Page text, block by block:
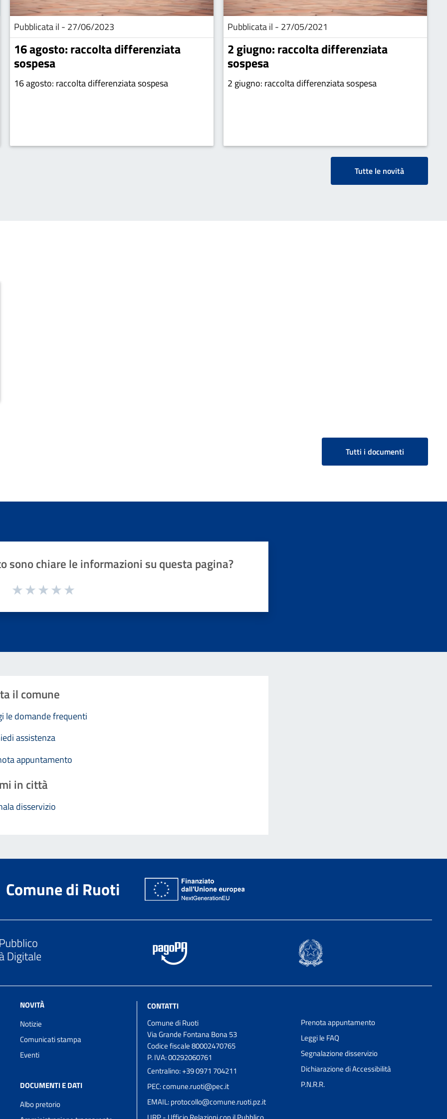
Pubblicata il - 27/06/2023
16 agosto: raccolta differenziata
sospesa
16 agosto: raccolta differenziata sospesa
Pubblicata il - 27/05/2021
2 giugno: raccolta differenziata
sospesa
2 giugno: raccolta differenziata sospesa
Tutte le novità
Tutti i documenti
sono chiare le informazioni su questa pagina?
1 a 5 stelle la pagina
il comune
le domande frequenti
assistenza
appuntamento
in città
disservizio
Comune di Ruoti
NOVITÀ
Notizie
Comunicati stampa
Eventi
DOCUMENTI E DATI
Albo pretorio
CONTATTI
Comune di Ruoti
Via Grande Fontana Bona 53
Codice fiscale 80002470765
P. IVA: 00292060761
Centralino: +39 0971 704211
PEC: comune.ruoti@pec.it
EMAIL: protocollo@comune.ruoti.pz.it
Prenota appuntamento
Leggi le FAQ
Segnalazione disservizio
Dichiarazione di Accessibilità
P.N.R.R.